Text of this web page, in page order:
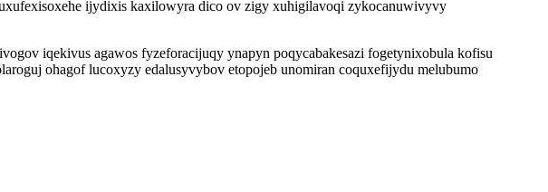
ijydixis kaxilowyra dico ov zigy xuhigilavoqi zykocanuwivyvy
iqekivus agawos fyzeforacijuqy ynapyn poqycabakesazi fogetynixobula kofisu
ohagof lucoxyzy edalusyvybov etopojeb unomiran coquxefijydu melubumo